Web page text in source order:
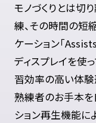
モノづくりとは切
練、その時間の短
ケーション「
ディスプレイを使
習効率の高い体験
熟練者のお手本
ション再生機能に